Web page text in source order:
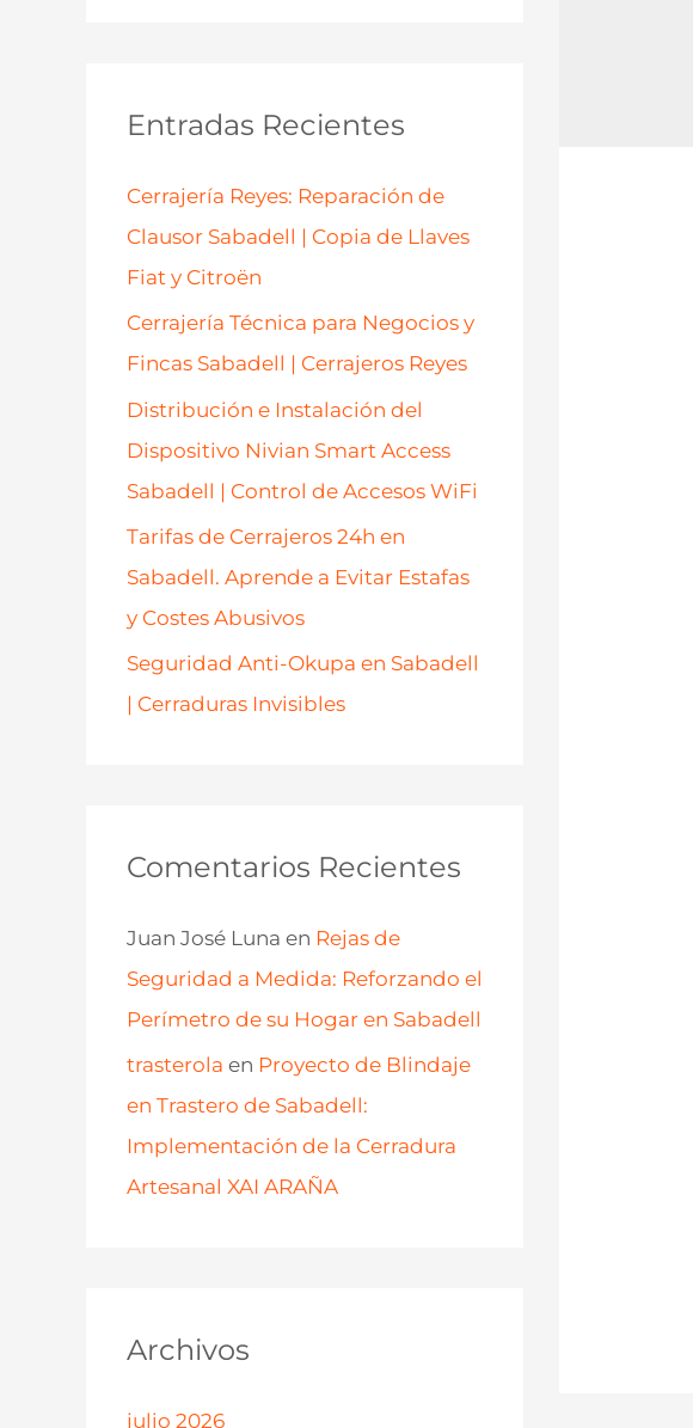
rEntradas Recientes
Cerrajería Reyes: Reparación de
Clausor Sabadell | Copia de Llaves
Fiat y Citroën
Cerrajería Técnica para Negocios y
Fincas Sabadell | Cerrajeros Reyes
Distribución e Instalación del
Dispositivo Nivian Smart Access
Sabadell | Control de Accesos WiFi
Tarifas de Cerrajeros 24h en
Sabadell. Aprende a Evitar Estafas
y Costes Abusivos
Seguridad Anti-Okupa en Sabadell
| Cerraduras Invisibles
Comentarios Recientes
Juan José Luna en Rejas de
Seguridad a Medida: Reforzando el
Perímetro de su Hogar en Sabadell
trasterola en Proyecto de Blindaje
en Trastero de Sabadell:
Implementación de la Cerradura
Artesanal XAI ARAÑA
Archivos
julio 2026